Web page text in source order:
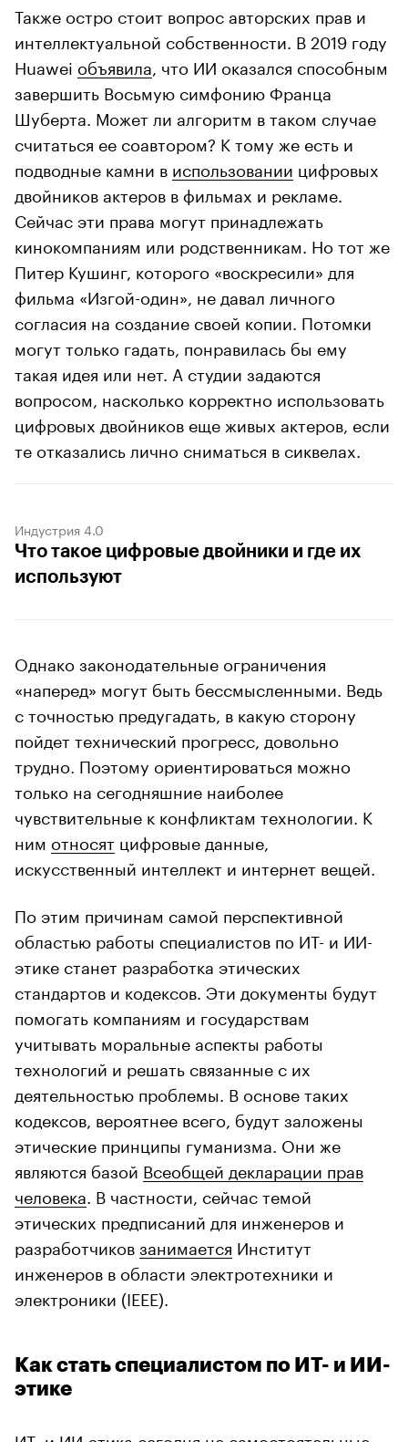
Также остро стоит вопрос авторских прав и
интеллектуальной собственности. В 2019 году
Huawei объявила , что ИИ оказался способным
завершить Восьмую симфонию Франца
Шуберта. Может ли алгоритм в таком случае
считаться ее соавтором? К тому же есть и
подводные камни в использовании цифровых
двойников актеров в фильмах и рекламе.
Сейчас эти права могут принадлежать
кинокомпаниям или родственникам. Но тот же
Питер Кушинг, которого «воскресили» для
фильма «Изгой-один», не давал личного
согласия на создание своей копии. Потомки
могут только гадать, понравилась бы ему
такая идея или нет. А студии задаются
вопросом, насколько корректно использовать
цифровых двойников еще живых актеров, если
те отказались лично сниматься в сиквелах.
Индустрия 4.0
Что такое цифровые двойники и где их
используют
Однако законодательные ограничения
«наперед» могут быть бессмысленными. Ведь
с точностью предугадать, в какую сторону
пойдет технический прогресс, довольно
трудно. Поэтому ориентироваться можно
только на сегодняшние наиболее
чувствительные к конфликтам технологии. К
ним относят цифровые данные,
искусственный интеллект и интернет вещей.
По этим причинам самой перспективной
областью работы специалистов по ИТ- и ИИ-
этике станет разработка этических
стандартов и кодексов. Эти документы будут
помогать компаниям и государствам
учитывать моральные аспекты работы
технологий и решать связанные с их
деятельностью проблемы. В основе таких
кодексов, вероятнее всего, будут заложены
этические принципы гуманизма. Они же
являются базой Всеобщей декларации прав
человека . В частности, сейчас темой
этических предписаний для инженеров и
разработчиковзанимается Институт
инженеров в области электротехники и
электроники (IEEE).
Как стать специалистом по ИТ- и ИИ-
этике